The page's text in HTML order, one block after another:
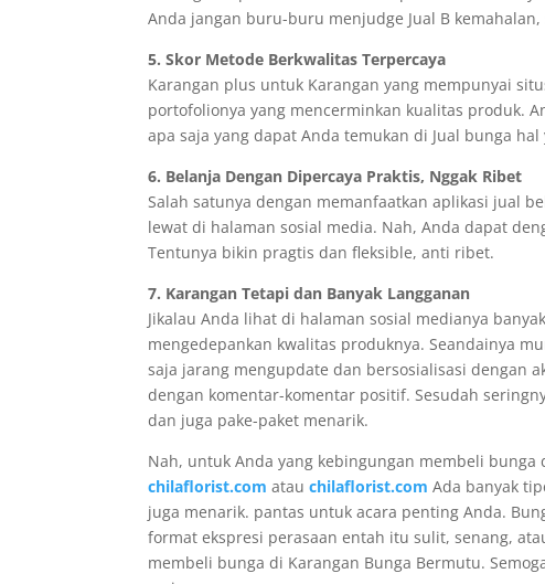
Anda jangan buru-buru menjudge Jual B
5. Skor Metode Berkwalitas Terpercaya
Karangan plus untuk Karangan yang mempunyai
portofolionya yang mencerminkan kualitas produk.
apa saja yang dapat Anda temukan di Jual bunga
6. Belanja Dengan Dipercaya Praktis, Nggak Ribet
Salah satunya dengan memanfaatkan aplikasi jual
lewat di halaman sosial media. Nah, Anda dapat
Tentunya bikin pragtis dan fleksible, anti ribet.
7. Karangan Tetapi dan Banyak Langganan
Jikalau Anda lihat di halaman sosial medianya
mengedepankan kwalitas produknya. Seandainya
saja jarang mengupdate dan bersosialisasi dengan
dengan komentar-komentar positif. Sesudah
dan juga pake-paket menarik.
Nah, untuk Anda yang kebingungan membeli
chilaflorist.com atauchilaflorist.com Ada banyak
juga menarik. pantas untuk acara penting Anda.
format ekspresi perasaan entah itu sulit, senang,
membeli bunga di Karangan Bunga Bermutu.